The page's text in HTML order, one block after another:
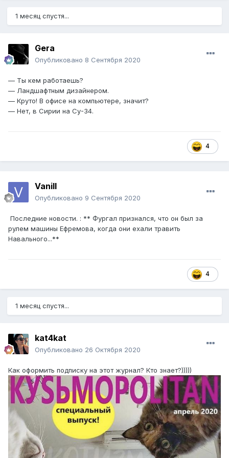
1 месяц спустя...
Gera
Опубликовано 8 Сентября 2020
— Ты кем работаешь?
— Ландшафтным дизайнером.
— Круто! В офисе на компьютере, значит?
— Нет, в Сирии на Су-34.
4
Vanill
Опубликовано 9 Сентября 2020
Последние новости. : ** Фургал признался, что он был за
рулем машины Ефремова, когда они ехали травить
Навального...**
4
1 месяц спустя...
kat4kat
Опубликовано 26 Октября 2020
Как оформить подписку на этот журнал? Кто знает?)))))